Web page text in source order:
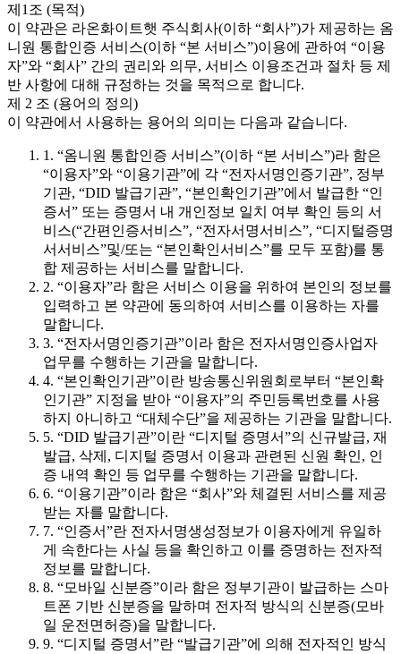
제1조 (목적)
이 약관은 라온화이트햇 주식회사(이하 “회사”)가 제공하는 옴
니원 통합인증 서비스(이하 “본 서비스”)이용에 관하여 “이용
자”와 “회사” 간의 권리와 의무, 서비스 이용조건과 절차 등 제
반 사항에 대해 규정하는 것을 목적으로 합니다.
제 2 조 (용어의 정의)
이 약관에서 사용하는 용어의 의미는 다음과 같습니다.
1. “옴니원 통합인증 서비스”(이하 “본 서비스”)라 함은
“이용자”와 “이용기관”에 각 “전자서명인증기관”, 정부
기관, “DID 발급기관”, “본인확인기관”에서 발급한 “인
증서” 또는 증명서 내 개인정보 일치 여부 확인 등의 서
비스(“간편인증서비스”, “전자서명서비스”, “디지털증명
서서비스”및/또는 “본인확인서비스”를 모두 포함)를 통
합 제공하는 서비스를 말합니다.
2. “이용자”라 함은 서비스 이용을 위하여 본인의 정보를
입력하고 본 약관에 동의하여 서비스를 이용하는 자를
말합니다.
3. “전자서명인증기관”이라 함은 전자서명인증사업자
업무를 수행하는 기관을 말합니다.
4. “본인확인기관”이란 방송통신위원회로부터 “본인확
인기관” 지정을 받아 “이용자”의 주민등록번호를 사용
하지 아니하고 “대체수단”을 제공하는 기관을 말합니다.
5. “DID 발급기관”이란 “디지털 증명서”의 신규발급, 재
발급, 삭제, 디지털 증명서 이용과 관련된 신원 확인, 인
증 내역 확인 등 업무를 수행하는 기관을 말합니다.
6. “이용기관”이라 함은 “회사”와 체결된 서비스를 제공
받는 자를 말합니다.
7. “인증서”란 전자서명생성정보가 이용자에게 유일하
게 속한다는 사실 등을 확인하고 이를 증명하는 전자적
정보를 말합니다.
8. “모바일 신분증”이라 함은 정부기관이 발급하는 스마
트폰 기반 신분증을 말하며 전자적 방식의 신분증(모바
일 운전면허증)을 말합니다.
9. “디지털 증명서”란 “발급기관”에 의해 전자적인 방식